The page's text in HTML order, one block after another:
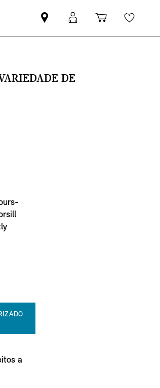
Pesquisar
parceiro
Iniciar
sessão
Carrinho
de
DE
a